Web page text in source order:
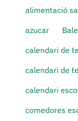
alimentació
azucar
calendari de
calendari de
calendari
comedores